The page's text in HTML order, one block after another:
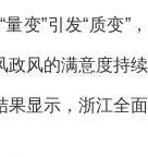
”引发“质变”，
政风的满意度持续
果显示，浙江全面